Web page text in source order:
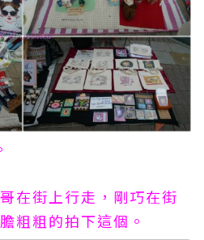
在街上行走，剛巧在街
粗粗的拍下這個。